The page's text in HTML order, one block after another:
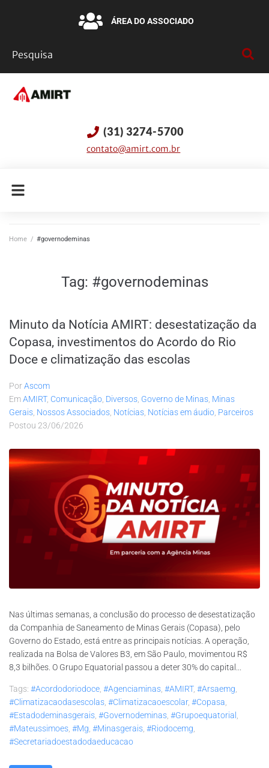
ÁREA DO ASSOCIADO
(31) 3274-5700
contato@amirt.com.br
Home / #governodeminas
Tag: #governodeminas
Minuto da Notícia AMIRT: desestatização da
Copasa, investimentos do Acordo do Rio
Doce e climatização das escolas
PorAscom
EmAMIRT, Comunicação Diversos Governo de Minas Minas
Gerais Nossos Associados Notícias Notícias em áudio Parceiros
Postou 23/06/2026
Nas últimas semanas, a conclusão do processo de desestatização
da Companhia de Saneamento de Minas Gerais (Copasa), pelo
Governo do Estado, está entre as principais notícias. A operação,
realizada na Bolsa de Valores B3, em São Paulo, movimentou R$
8,3 bilhões. O Grupo Equatorial passou a deter 30% do capital...
Tags: #acordodoriodoce #agenciaminas #AMIRT, #arsaemg
#climatizacaodasescolas #climatizacaoescolar, #copasa
#estadodeminasgerais #governodeminas #grupoequatorial
#mateussimoes #mg #minasgerais #riodocemg
#secretariadoestadodaeducacao